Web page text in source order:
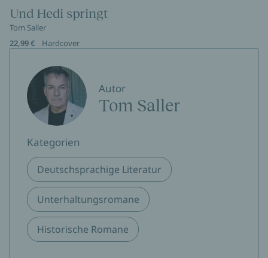
Und Hedi springt
Tom Saller
22,99 €
Hardcover
Autor
Tom Saller
Kategorien
Deutschsprachige Literatur
Unterhaltungsromane
Historische Romane